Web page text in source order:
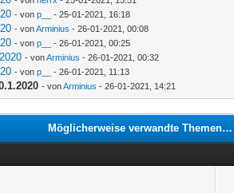
- vonp__ - 25-01-2021, 16:18
- vonArminius - 26-01-2021, 00:08
- vonp__ - 26-01-2021, 00:25
- vonArminius - 26-01-2021, 00:32
- vonp__ - 26-01-2021, 11:13
- vonArminius - 26-01-2021, 14:21
Möglicherweise verwandte Themen…